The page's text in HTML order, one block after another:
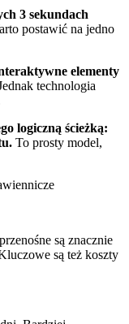
3 sekundach
postawić na jedno
elementy
technologia
logiczną ścieżką:
To prosty model,
są znacznie
są też koszty